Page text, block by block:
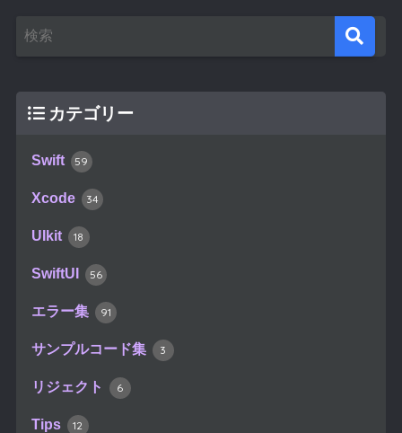
カテゴリー
Swift 59
Xcode 34
UIkit 18
SwiftUI 56
エラー集 91
サンプルコード集 3
リジェクト 6
Tips 12